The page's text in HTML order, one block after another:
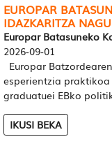
EUROPAR
IDAZKARITZA
Europar Batasuneko
2026-09-01
Europar
esperientzia
graduatuei EBko
IKUSI BEKA